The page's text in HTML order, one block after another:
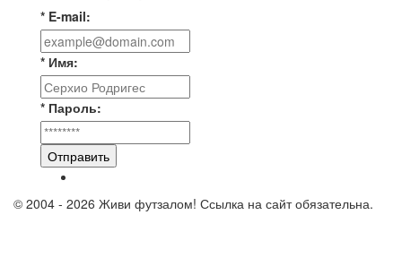
* E-mail:
* Имя:
* Пароль:
Отправить
© 2004 - 2026 Живи футзалом! Ссылка на сайт обязательна.